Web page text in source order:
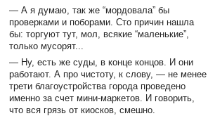
— А я думаю, так же “мордовала” бы
проверками и поборами. Сто причин нашла
бы: торгуют тут, мол, всякие “маленькие”,
только мусорят...
— Ну, есть же суды, в конце концов. И они
работают. А про чистоту, к слову, — не менее
трети благоустройства города проведено
именно за счет мини-маркетов. И говорить,
что вся грязь от киосков, смешно.